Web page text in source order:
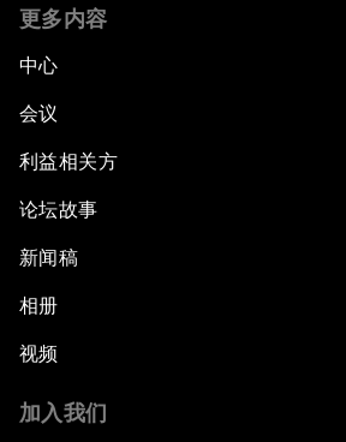
更多内容
中心
会议
利益相关方
论坛故事
新闻稿
相册
视频
加入我们